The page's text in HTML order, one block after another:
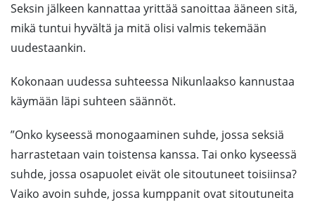
Seksin jälkeen kannattaa yrittää sanoittaa ääneen sitä,
mikä tuntui hyvältä ja mitä olisi valmis tekemään
uudestaankin.
Kokonaan uudessa suhteessa Nikunlaakso kannustaa
käymään läpi suhteen säännöt.
”Onko kyseessä monogaaminen suhde, jossa seksiä
harrastetaan vain toistensa kanssa. Tai onko kyseessä
suhde, jossa osapuolet eivät ole sitoutuneet toisiinsa?
Vaiko avoin suhde, jossa kumppanit ovat sitoutuneita